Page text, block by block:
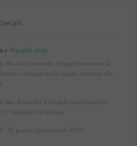
Detalii
» Margele nisip
, din sticla, rotunde. Impachetarea este la
va rugam sa va alegeti culoarea din
1 mm. Rocailles 12/0 (adica intr-un inch -
margelute de sticla).
- 50 grame, aproximativ 3200 -